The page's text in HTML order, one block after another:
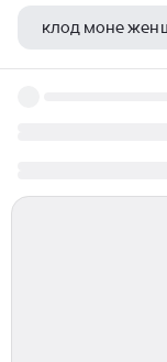
клод моне